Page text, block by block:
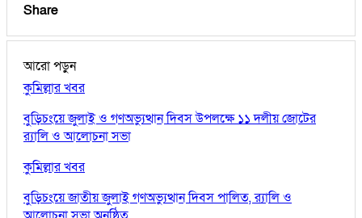
Share
আরো পড়ুন
কুমিল্লার খবর
বুড়িচংয়ে জুলাই ও গণঅভ্যুত্থান দিবস উপলক্ষে ১১ দলীয় জোটের
র‍্যালি ও আলোচনা সভা
কুমিল্লার খবর
বুড়িচংয়ে জাতীয় জুলাই গণঅভ্যুত্থান দিবস পালিত, র‍্যালি ও